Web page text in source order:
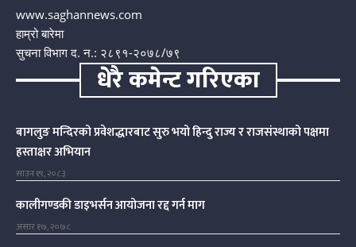
www.saghannews.com
हाम्रो बारेमा
सुचना विभाग द. न.: २८९१-२०७८/७९
धेरै कमेन्ट गरिएका
बागलुङ मन्दिरको प्रवेशद्धारबाट सुरु भयो हिन्दु राज्य र राजसंस्थाको पक्षमा
हस्ताक्षर अभियान
साउन १९, २०८३
कालीगण्डकी डाइभर्सन आयोजना रद्द गर्न माग
असार १७, २०७८